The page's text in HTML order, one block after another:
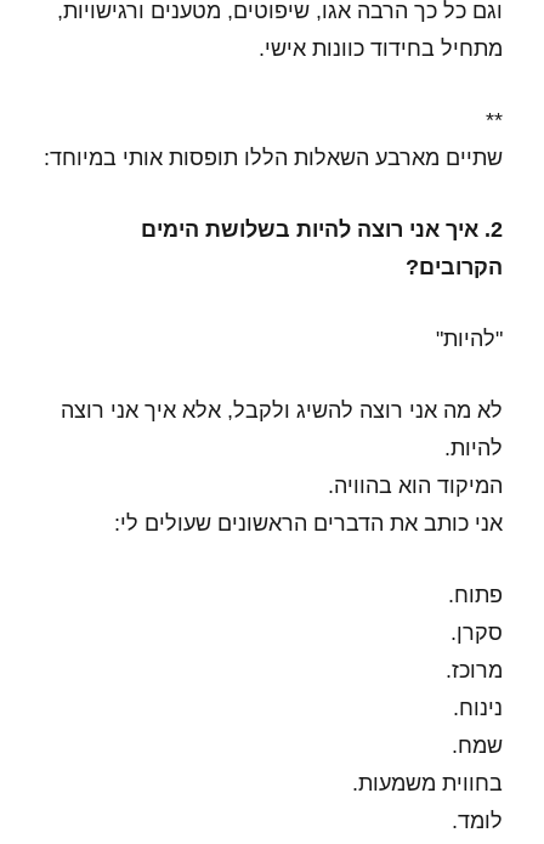
וגם כל כך הרבה אגו, שיפוטים, מטענים ורגישויות,
מתחיל בחידוד כוונות אישי.
**
שתיים מארבע השאלות הללו תופסות אותי במיוחד:
2. איך אני רוצה להיות בשלושת הימים
הקרובים?
"להיות"
לא מה אני רוצה להשיג ולקבל, אלא איך אני רוצה
להיות.
המיקוד הוא בהוויה.
אני כותב את הדברים הראשונים שעולים לי:
פתוח.
סקרן.
מרוכז.
נינוח.
שמח.
בחווית משמעות.
לומד.